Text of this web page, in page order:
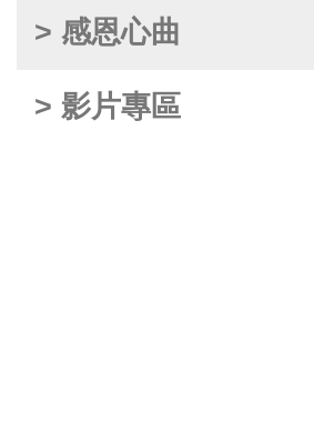
> 感恩心曲
> 影片專區